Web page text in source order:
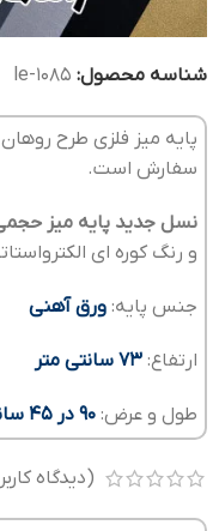
شناسه محصول: le-1085
پایه میز فلزی طرح
سفارش است.
نسل جدید پایه میز
و رنگ کوره ای
جنس پایه: ورق آهنی
ارتفاع: 73 سانتی متر
طول و عرض: 90 در 45 سانتی متر
(دیدگاه کاربر